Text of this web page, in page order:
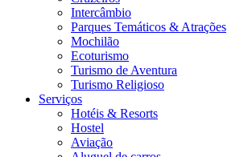
Intercâmbio
Parques Temáticos & Atrações
Mochilão
Ecoturismo
Turismo de Aventura
Turismo Religioso
Serviços
Hotéis & Resorts
Hostel
Aviação